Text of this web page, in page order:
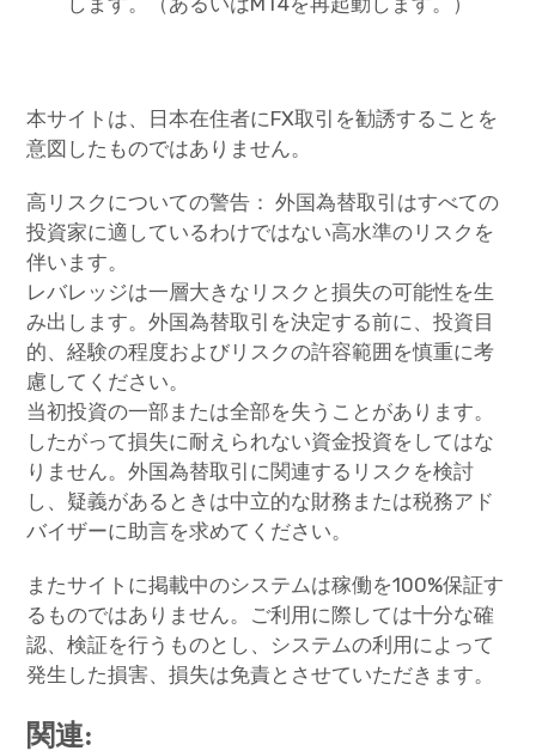
本サイトは、日本在住者にFX取引を勧誘することを
意図したものではありません。
高リスクについての警告： 外国為替取引はすべての
投資家に適しているわけではない高水準のリスクを
伴います。
レバレッジは一層大きなリスクと損失の可能性を生
み出します。外国為替取引を決定する前に、投資目
的、経験の程度およびリスクの許容範囲を慎重に考
慮してください。
当初投資の一部または全部を失うことがあります。
したがって損失に耐えられない資金投資をしてはな
りません。外国為替取引に関連するリスクを検討
し、疑義があるときは中立的な財務または税務アド
バイザーに助言を求めてください。
またサイトに掲載中のシステムは稼働を100%保証す
るものではありません。ご利用に際しては十分な確
認、検証を行うものとし、システムの利用によって
発生した損害、損失は免責とさせていただきます。
関連: